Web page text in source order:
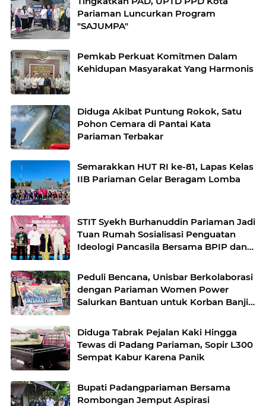
Pariaman Luncurkan Program
"SAJUMPA"
Pemkab Perkuat Komitmen Dalam
Kehidupan Masyarakat Yang Harmonis
Diduga Akibat Puntung Rokok, Satu
Pohon Cemara di Pantai Kata
Pariaman Terbakar
Semarakkan HUT RI ke-81, Lapas Kelas
IIB Pariaman Gelar Beragam Lomba
STIT Syekh Burhanuddin Pariaman Jadi
Tuan Rumah Sosialisasi Penguatan
Ideologi Pancasila Bersama BPIP dan
Peduli Bencana, Unisbar Berkolaborasi
dengan Pariaman Women Power
Salurkan Bantuan untuk Korban Banjir
Diduga Tabrak Pejalan Kaki Hingga
Tewas di Padang Pariaman, Sopir L300
Sempat Kabur Karena Panik
Bupati Padangpariaman Bersama
Rombongan Jemput Aspirasi